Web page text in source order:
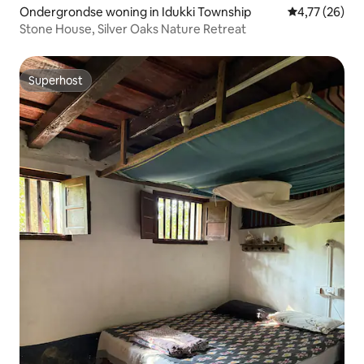
Ondergrondse woning in Idukki Township Gemiddelde
4,77 (26)
Stone House, Silver Oaks Nature Retreat
Superhost
Superhost